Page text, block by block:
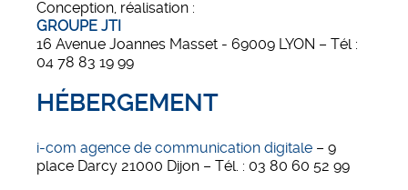
Conception, réalisation :
GROUPE JTI
16 Avenue Joannes Masset - 69009 LYON – Tél :
04 78 83 19 99
HÉBERGEMENT
i-com agence de communication digitale – 9
place Darcy 21000 Dijon – Tél. : 03 80 60 52 99